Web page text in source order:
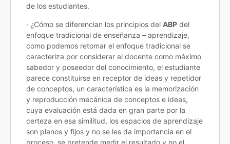
de los estudiantes.
· ¿Cómo se diferencian los principios del ABP del
enfoque tradicional de enseñanza – aprendizaje,
como podemos retomar el enfoque tradicional se
caracteriza por considerar al docente como máximo
sabedor y poseedor del conocimiento, el estudiante
parece constituirse en receptor de ideas y repetidor
de conceptos, un característica es la memorización
y reproducción mecánica de conceptos e ideas,
cuya evaluación está dada en gran parte por la
certeza en esa similitud, los espacios de aprendizaje
son planos y fijos y no se les da importancia en el
proceso, se pretende medir el resultado y no el